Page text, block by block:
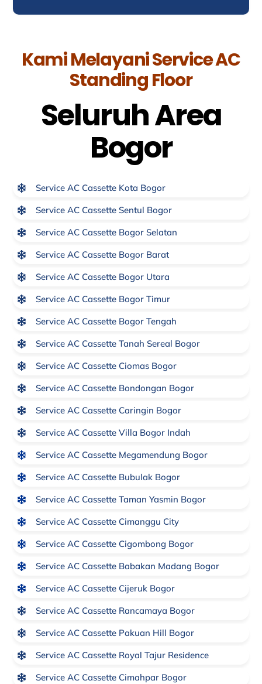
Kami Melayani Service AC
Standing Floor
Seluruh Area
Bogor
Service AC Cassette Kota Bogor
Service AC Cassette Sentul Bogor
Service AC Cassette Bogor Selatan
Service AC Cassette Bogor Barat
Service AC Cassette Bogor Utara
Service AC Cassette Bogor Timur
Service AC Cassette Bogor Tengah
Service AC Cassette Tanah Sereal Bogor
Service AC Cassette Ciomas Bogor
Service AC Cassette Bondongan Bogor
Service AC Cassette Caringin Bogor
Service AC Cassette Villa Bogor Indah
Service AC Cassette Megamendung Bogor
Service AC Cassette Bubulak Bogor
Service AC Cassette Taman Yasmin Bogor
Service AC Cassette Cimanggu City
Service AC Cassette Cigombong Bogor
Service AC Cassette Babakan Madang Bogor
Service AC Cassette Cijeruk Bogor
Service AC Cassette Rancamaya Bogor
Service AC Cassette Pakuan Hill Bogor
Service AC Cassette Royal Tajur Residence
Service AC Cassette Cimahpar Bogor